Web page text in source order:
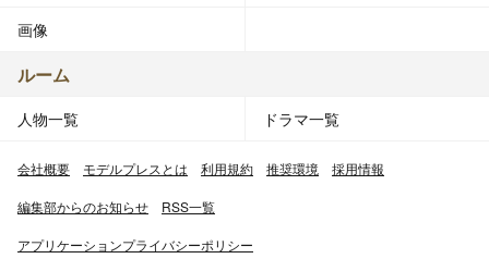
画像
ルーム
人物一覧 ドラマ一覧
会社概要 モデルプレスとは 利用規約 推奨環境 採用情報
編集部からのお知らせ RSS一覧
アプリケーションプライバシーポリシー